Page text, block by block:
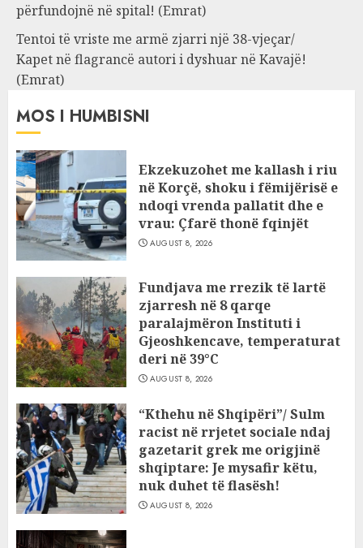
përfundojnë në spital! (Emrat)
Tentoi të vriste me armë zjarri një 38-vjeçar/
Kapet në flagrancë autori i dyshuar në Kavajë!
(Emrat)
MOS I HUMBISNI
Ekzekuzohet me kallash i riu
në Korçë, shoku i fëmijërisë e
ndoqi vrenda pallatit dhe e
vrau: Çfarë thonë fqinjët
AUGUST 8, 2026
Fundjava me rrezik të lartë
zjarresh në 8 qarqe
paralajmëron Instituti i
Gjeoshkencave, temperaturat
deri në 39°C
AUGUST 8, 2026
“Kthehu në Shqipëri”/ Sulm
racist në rrjetet sociale ndaj
gazetarit grek me origjinë
shqiptare: Je mysafir këtu,
nuk duhet të flasësh!
AUGUST 8, 2026